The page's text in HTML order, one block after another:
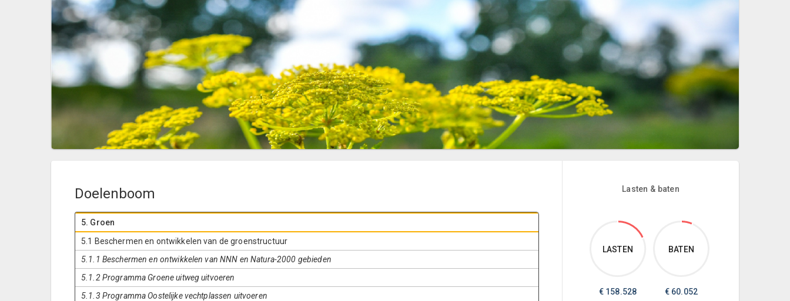
Doelenboom
5. Groen
5.1 Beschermen en ontwikkelen van de groenstructuur
5.1.1 Beschermen en ontwikkelen van NNN en Natura-2000 gebieden
5.1.2 Programma Groene uitweg uitvoeren
5.1.3 Programma Oostelijke vechtplassen uitvoeren
Lasten & baten
LASTEN
€ 158.528
BATEN
€ 60.052